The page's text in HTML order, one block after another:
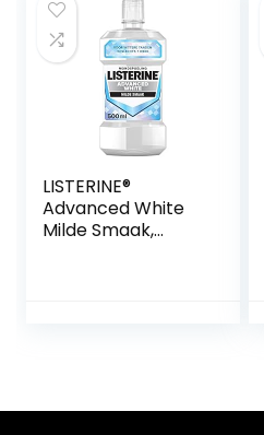
LISTERINE®
Advanced White
Milde Smaak,